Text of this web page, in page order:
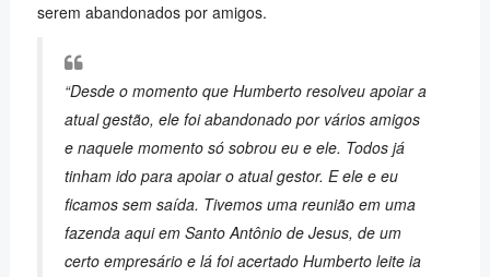
serem abandonados por amigos.
“Desde o momento que Humberto resolveu apoiar a
atual gestão, ele foi abandonado por vários amigos
e naquele momento só sobrou eu e ele. Todos já
tinham ido para apoiar o atual gestor. E ele e eu
ficamos sem saída. Tivemos uma reunião em uma
fazenda aqui em Santo Antônio de Jesus, de um
certo empresário e lá foi acertado Humberto leite ia